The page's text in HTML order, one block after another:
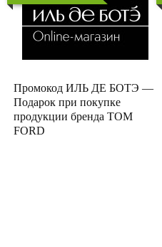
Промокод ИЛЬ ДЕ БОТЭ —
Подарок при покупке
продукции бренда TOM
FORD